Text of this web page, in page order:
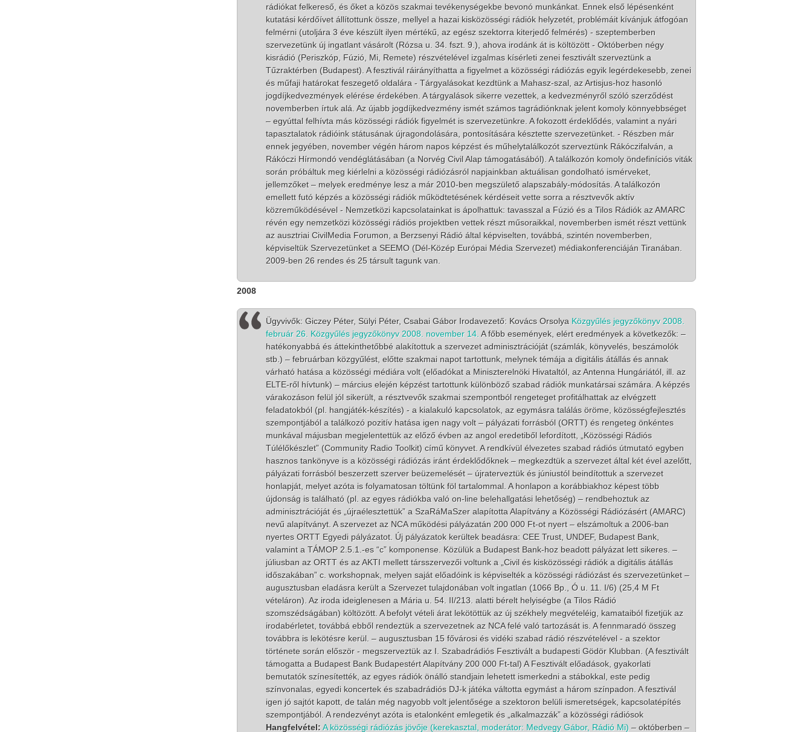
rádiókat felkereső, és őket a közös szakmai tevékenységekbe bevonó munkánkat. Ennek első lépésenként
kutatási kérdőívet állítottunk össze, mellyel a hazai kisközösségi rádiók helyzetét, problémáit kívánjuk átfogóan
felmérni (utoljára 3 éve készült ilyen mértékű, az egész szektorra kiterjedő felmérés) - szeptemberben
szervezetünk új ingatlant vásárolt (Rózsa u. 34. fszt. 9.), ahova irodánk át is költözött - Októberben négy
kisrádió (Periszkóp, Fúzió, Mi, Remete) részvételével izgalmas kísérleti zenei fesztivált szerveztünk a
Tűzraktérben (Budapest). A fesztivál ráirányíthatta a figyelmet a közösségi rádiózás egyik legérdekesebb, zenei
és műfaji határokat feszegető oldalára - Tárgyalásokat kezdtünk a Mahasz-szal, az Artisjus-hoz hasonló
jogdíjkedvezmények elérése érdekében. A tárgyalások sikerre vezettek, a kedvezményről szóló szerződést
novemberben írtuk alá. Az újabb jogdíjkedvezmény ismét számos tagrádiónknak jelent komoly könnyebbséget
– egyúttal felhívta más közösségi rádiók figyelmét is szervezetünkre. A fokozott érdeklődés, valamint a nyári
tapasztalatok rádióink státusának újragondolására, pontosítására késztette szervezetünket. - Részben már
ennek jegyében, november végén három napos képzést és műhelytalálkozót szerveztünk Rákóczifalván, a
Rákóczi Hírmondó vendéglátásában (a Norvég Civil Alap támogatásából). A találkozón komoly öndefiníciós viták
során próbáltuk meg kiérlelni a közösségi rádiózásról napjainkban aktuálisan gondolható ismérveket,
jellemzőket – melyek eredménye lesz a már 2010-ben megszülető alapszabály-módosítás. A találkozón
emellett futó képzés a közösségi rádiók működtetésének kérdéseit vette sorra a résztvevők aktív
közreműködésével - Nemzetközi kapcsolatainkat is ápolhattuk: tavasszal a Fúzió és a Tilos Rádiók az AMARC
révén egy nemzetközi közösségi rádiós projektben vettek részt műsoraikkal, novemberben ismét részt vettünk
az ausztriai CivilMedia Forumon, a Berzsenyi Rádió által képviselten, továbbá, szintén novemberben,
képviseltük Szervezetünket a SEEMO (Dél-Közép Európai Média Szervezet) médiakonferenciáján Tiranában.
2009-ben 26 rendes és 25 társult tagunk van.
2008
Ügyvivők: Giczey Péter, Sülyi Péter, Csabai Gábor Irodavezető: Kovács Orsolya Közgyűlés jegyzőkönyv 2008.
február 26. Közgyűlés jegyzőkönyv 2008. november 14. A főbb események, elért eredmények a következők: –
hatékonyabbá és áttekinthetőbbé alakítottuk a szervezet adminisztrációját (számlák, könyvelés, beszámolók
stb.) – februárban közgyűlést, előtte szakmai napot tartottunk, melynek témája a digitális átállás és annak
várható hatása a közösségi médiára volt (előadókat a Miniszterelnöki Hivataltól, az Antenna Hungáriától, ill. az
ELTE-ről hívtunk) – március elején képzést tartottunk különböző szabad rádiók munkatársai számára. A képzés
várakozáson felül jól sikerült, a résztvevők szakmai szempontból rengeteget profitálhattak az elvégzett
feladatokból (pl. hangjáték-készítés) - a kialakuló kapcsolatok, az egymásra találás öröme, közösségfejlesztés
szempontjából a találkozó pozitív hatása igen nagy volt – pályázati forrásból (ORTT) és rengeteg önkéntes
munkával májusban megjelentettük az előző évben az angol eredetiből lefordított, „Közösségi Rádiós
Túlélőkészlet” (Community Radio Toolkit) című könyvet. A rendkívül élvezetes szabad rádiós útmutató egyben
hasznos tankönyve is a közösségi rádiózás iránt érdeklődőknek – megkezdtük a szervezet által két ével azelőtt,
pályázati forrásból beszerzett szerver beüzemelését – újraterveztük és júniustól beindítottuk a szervezet
honlapját, melyet azóta is folyamatosan töltünk föl tartalommal. A honlapon a korábbiakhoz képest több
újdonság is található (pl. az egyes rádiókba való on-line belehallgatási lehetőség) – rendbehoztuk az
adminisztrációját és „újraélesztettük” a SzaRáMaSzer alapította Alapítvány a Közösségi Rádiózásért (AMARC)
nevű alapítványt. A szervezet az NCA működési pályázatán 200 000 Ft-ot nyert – elszámoltuk a 2006-ban
nyertes ORTT Egyedi pályázatot. Új pályázatok kerültek beadásra: CEE Trust, UNDEF, Budapest Bank,
valamint a TÁMOP 2.5.1.-es “c” komponense. Közülük a Budapest Bank-hoz beadott pályázat lett sikeres. –
júliusban az ORTT és az AKTI mellett társszervezői voltunk a „Civil és kisközösségi rádiók a digitális átállás
időszakában” c. workshopnak, melyen saját előadóink is képviselték a közösségi rádiózást és szervezetünket –
augusztusban eladásra került a Szervezet tulajdonában volt ingatlan (1066 Bp., Ó u. 11. I/6) (25,4 M Ft
vételáron). Az iroda ideiglenesen a Mária u. 54. II/213. alatti bérelt helyiségbe (a Tilos Rádió
szomszédságában) költözött. A befolyt vételi árat lekötöttük az új székhely megvételéig, kamataiból fizetjük az
irodabérletet, továbbá ebből rendeztük a szervezetnek az NCA felé való tartozását is. A fennmaradó összeg
továbbra is lekötésre kerül. – augusztusban 15 fővárosi és vidéki szabad rádió részvételével - a szektor
története során először - megszerveztük az I. Szabadrádiós Fesztivált a budapesti Gödör Klubban. (A fesztivált
támogatta a Budapest Bank Budapestért Alapítvány 200 000 Ft-tal) A Fesztivált előadások, gyakorlati
bemutatók színesítették, az egyes rádiók önálló standjain lehetett ismerkedni a stábokkal, este pedig
színvonalas, egyedi koncertek és szabadrádiós DJ-k játéka váltotta egymást a három színpadon. A fesztivál
igen jó sajtót kapott, de talán még nagyobb volt jelentősége a szektoron belüli ismeretségek, kapcsolatépítés
szempontjából. A rendezvényt azóta is etalonként emlegetik és „alkalmazzák” a közösségi rádiósok
Hangfelvétel: A közösségi rádiózás jövője (kerekasztal, moderátor: Medvegy Gábor, Rádió Mi) – októberben –